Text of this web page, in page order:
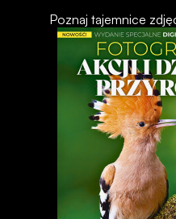
Poznaj tajemnice